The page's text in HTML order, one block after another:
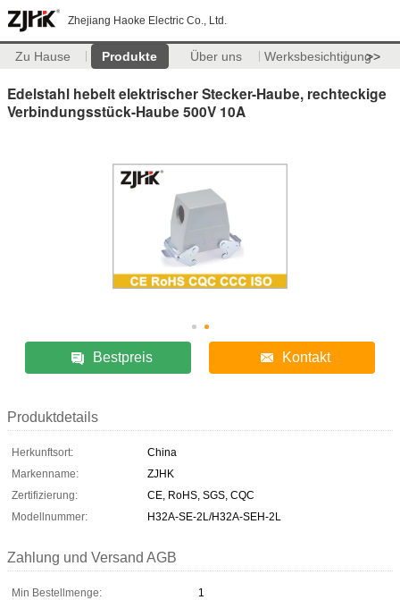
Zhejiang Haoke Electric Co., Ltd.
Zu Hause Produkte Über uns Werksbesichtigung>>
Edelstahl hebelt elektrischer Stecker-Haube, rechteckige
Verbindungsstück-Haube 500V 10A
Bestpreis Kontakt
Produktdetails
Herkunftsort:
China
Markenname:
ZJHK
Zertifizierung:
CE, RoHS, SGS, CQC
Modellnummer:
H32A-SE-2L/H32A-SEH-2L
Zahlung und Versand AGB
Min Bestellmenge:
1